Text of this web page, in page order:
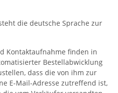
die deutsche Sprache zur
Kontaktaufnahme finden in
Bestellabwicklung
dass die von ihm zur
E-Mail-Adresse zutreffend ist,